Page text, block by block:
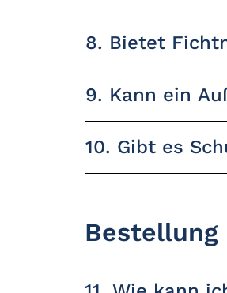
8. Bietet
9. Kann ein
10. Gibt es
Bestellung